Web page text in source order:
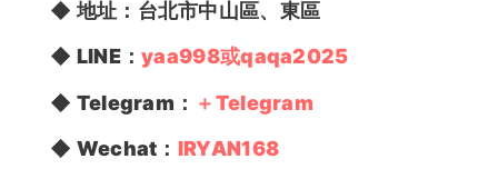
◆地址： 台北市中山區、東區
◆ LINE：yaa998或qaqa2025
◆ Telegram： ＋Telegram
◆ Wechat： IRYAN168